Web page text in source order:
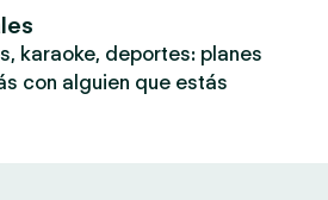
karaoke, deportes: planes
con alguien que estás